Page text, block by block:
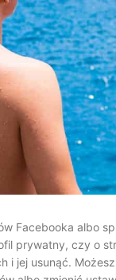
Facebooka albo
prywatny, czy o
i jej usunąć.